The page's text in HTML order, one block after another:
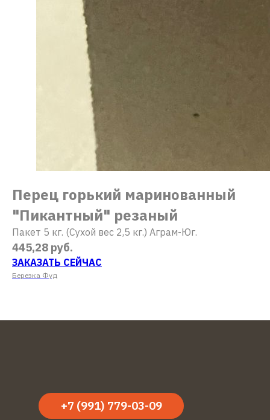
Перец горький маринованный
"Пикантный" резаный
Пакет 5 кг. (Сухой вес 2,5 кг.) Аграм-Юг.
445,28 руб.
ЗАКАЗАТЬ СЕЙЧАС
Березка Фуд
+7 (991) 779-03-09